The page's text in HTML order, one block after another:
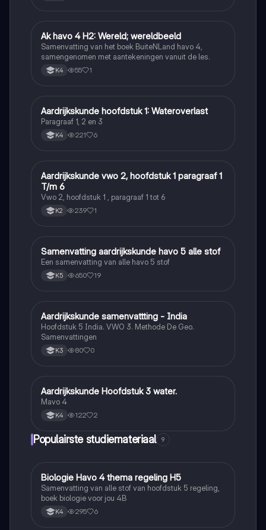
Aardrijkskunde
Ak havo 4 H2: Wereld; wereldbeeld
Samenvatting van het boek BuiteNLand havo 4,
samengenomen met aantekeningen vanuit de les.
K4 55 1
Aardrijkskunde
Aardrijkskunde hoofdstuk 1: Wateroverlast
Paragraaf 1, 2 en 3
K4 221 6
Aardrijkskunde
Aardrijkskunde vwo 2, hoofdstuk 1 paragraaf 1
T/m 6
Vwo 2, hoofdstuk 1 , paragraaf 1 tot 6
K2 239 1
Aardrijkskunde
Samenvatting aardrijkskunde havo 5 alle stof
Een samenvatting van alle havo 5 stof
K5 650 19
Aardrijkskunde
Aardrijkskunde samenvattting - India
Hoofdstuk 5 India. VWO 3. Methode De Geo.
Samenvattingen
K3 80 0
Aardrijkskunde
Aardrijkskunde Hoofdstuk 3 water.
Mavo 4
K4 122 2
Populairste studiemateriaal 9
Biologie
Biologie Havo 4 thema regeling H5
Samenvatting van alle stof van hoofdstuk 5 regeling,
boek biologie voor jou 4B
K4 295 6